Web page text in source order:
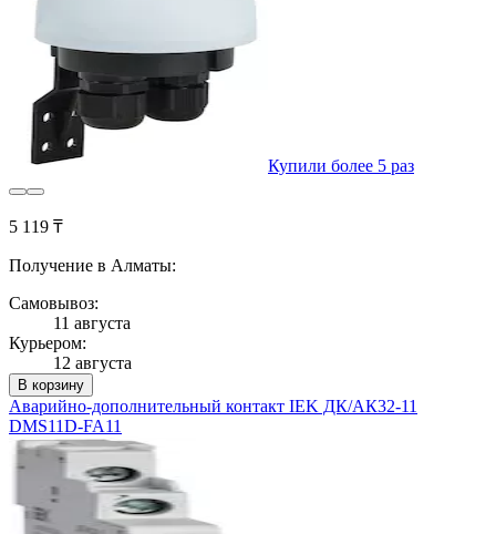
Купили более 5 раз
5 119 ₸
Получение в Алматы:
Самовывоз:
11 августа
Курьером:
12 августа
В корзину
Аварийно-дополнительный контакт IEK ДК/АК32-11
DMS11D-FA11